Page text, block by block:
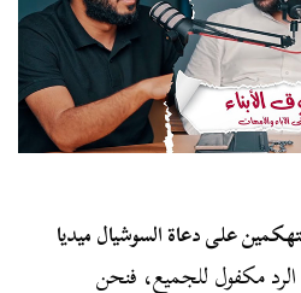
على دعاة السوشيال ميديا
مكفول للجميع، فنحن